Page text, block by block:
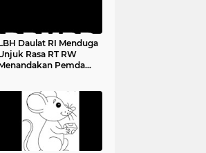
Daulat RI Menduga
Rasa RT RW
Pemda
Kemana Kepala DPMPD